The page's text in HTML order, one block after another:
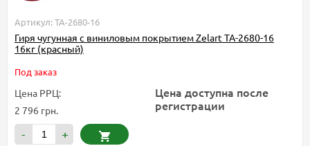
Артикул: TA-2680-16
Гиря чугунная с виниловым покрытием Zelart TA-2680-16
16кг (красный)
Под заказ
Цена РРЦ:
2 796 грн.
Цена доступна после
регистрации
- +